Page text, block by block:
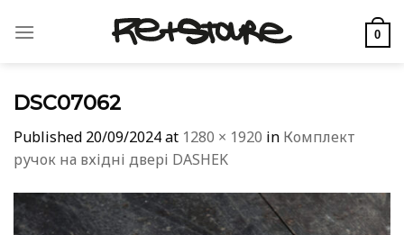
0
DSC07062
Published 20/09/2024at 1280 × 1920 in Комплект
ручок на вхідні двері DASHEK